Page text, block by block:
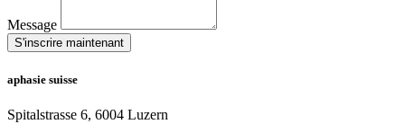
Message
S'inscrire maintenant
aphasie suisse
Spitalstrasse 6, 6004 Luzern